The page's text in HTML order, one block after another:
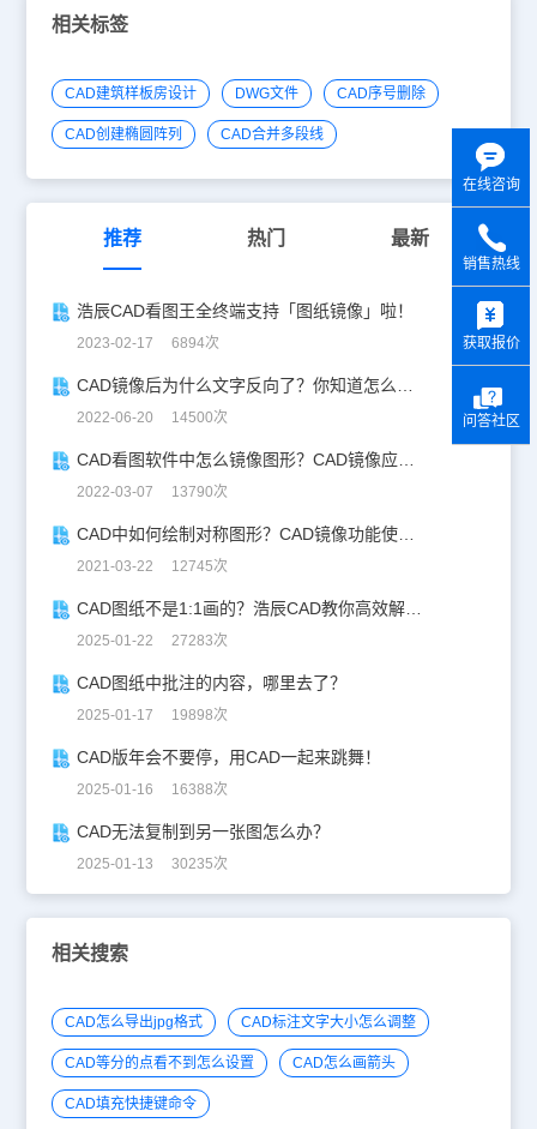
相关标签
CAD建筑样板房设计 DWG文件 CAD序号删除
CAD创建椭圆阵列 CAD合并多段线
推荐 热门 最新
浩辰CAD看图王全终端支持「图纸镜像」啦！
2023-02-17 6894次
CAD镜像后为什么文字反向了？你知道怎么解决吗？
2022-06-20 14500次
CAD看图软件中怎么镜像图形？CAD镜像应用实例
2022-03-07 13790次
CAD中如何绘制对称图形？CAD镜像功能使用技巧
2021-03-22 12745次
CAD图纸不是1:1画的？浩辰CAD教你高效解决！
2025-01-22 27283次
CAD图纸中批注的内容，哪里去了？
2025-01-17 19898次
CAD版年会不要停，用CAD一起来跳舞！
2025-01-16 16388次
CAD无法复制到另一张图怎么办？
2025-01-13 30235次
相关搜索
CAD怎么导出jpg格式 CAD标注文字大小怎么调整
CAD等分的点看不到怎么设置 CAD怎么画箭头
CAD填充快捷键命令
在线咨询
销售热线
获取报价
问答社区